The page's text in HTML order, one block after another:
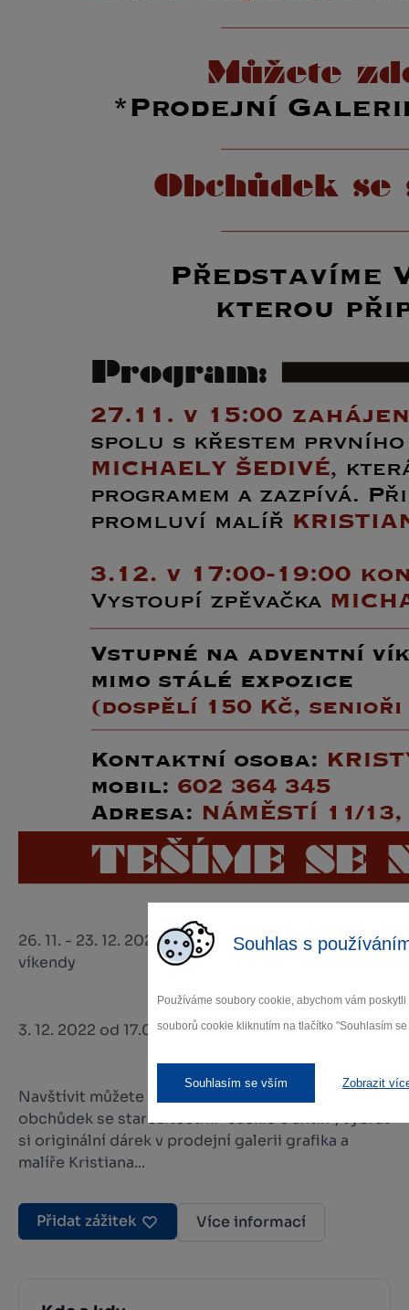
Souhlas s
Používáme soubory cookie, abychom vám
souborů cookie kliknutím na tlačítko "Souhlasím
Souhlasím se vším Zobrazit
26. 11. - 23. 12. 2022 10.00 - 17.00 hod. Adventní
víkendy
3. 12. 2022 od 17.00 hod. koncert Michaely Šedivé
Navštívit můžete stálou expozici soch a obrazů,
obchůdek se starožitostmi "Jackie´s antik", vybrat
si originální dárek v prodejní galerii grafika a
malíře Kristiana...
Přidat zážitek Více informací